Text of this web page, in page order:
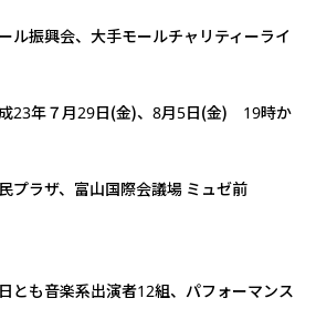
振興会、大手モールチャリティーライ
23年７月29日(金)、8月5日(金) 19時か
プラザ、富山国際会議場 ミュゼ前
とも音楽系出演者12組、パフォーマンス